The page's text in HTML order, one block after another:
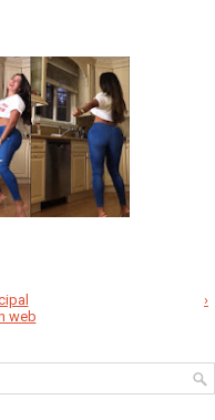
›
web